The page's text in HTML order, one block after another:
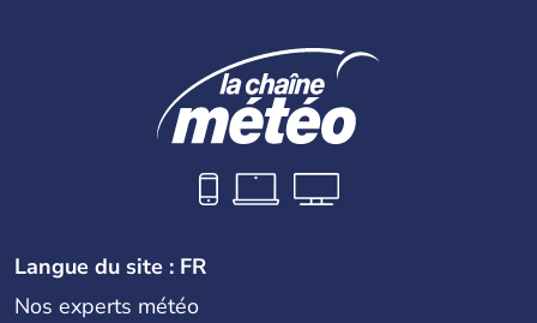
Langue du site : FR
Nos experts météo